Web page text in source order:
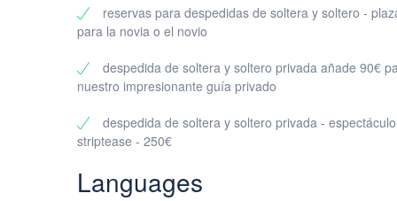
Cumpleaños
Viajes de amigos
¿Por qué reservar un bar crawl privado en Turín con
Turín tiene una próspera vida nocturna, pero encontrar
trabajo para que tú no tengas que hacerlo.
Qué hace que esta experiencia sea diferente:
Plan listo – sin googlear ni debatir en el último minuto.
El grupo permanece unido – desde el primer brindis
reservas para despedidas de soltera y soltero -
para la novia o el novio
despedida de soltera y soltero privada añade 90€
nuestro impresionante guía privado
despedida de soltera y soltero privada -
striptease - 250€
Languages